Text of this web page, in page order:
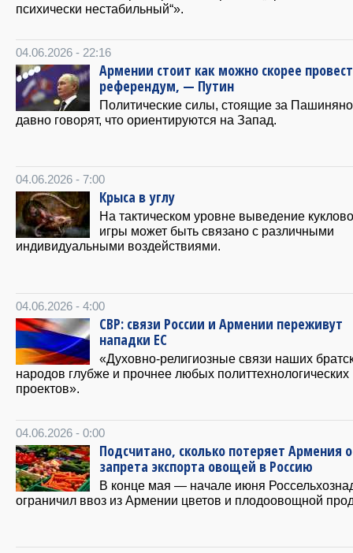
психически нестабильный“».
04.06.2026 - 22:16
Армении стоит как можно скорее
референдум, — Путин
Политические силы, стоящие за
давно говорят, что ориентируются на Запад.
04.06.2026 - 7:00
Крыса в углу
На тактическом уровне выведение
игры может быть связано с различными
индивидуальными воздействиями.
04.06.2026 - 4:00
СВР: связи России и Армении переживут
нападки ЕС
«Духовно-религиозные связи наших
народов глубже и прочнее любых политтехнологических
проектов».
04.06.2026 - 0:00
Подсчитано, сколько потеряет Армения
запрета экспорта овощей в Россию
В конце мая — начале июня
ограничил ввоз из Армении цветов и плодоовощной